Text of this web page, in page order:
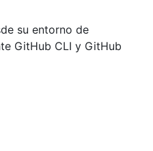
su entorno de
GitHub CLI y GitHub